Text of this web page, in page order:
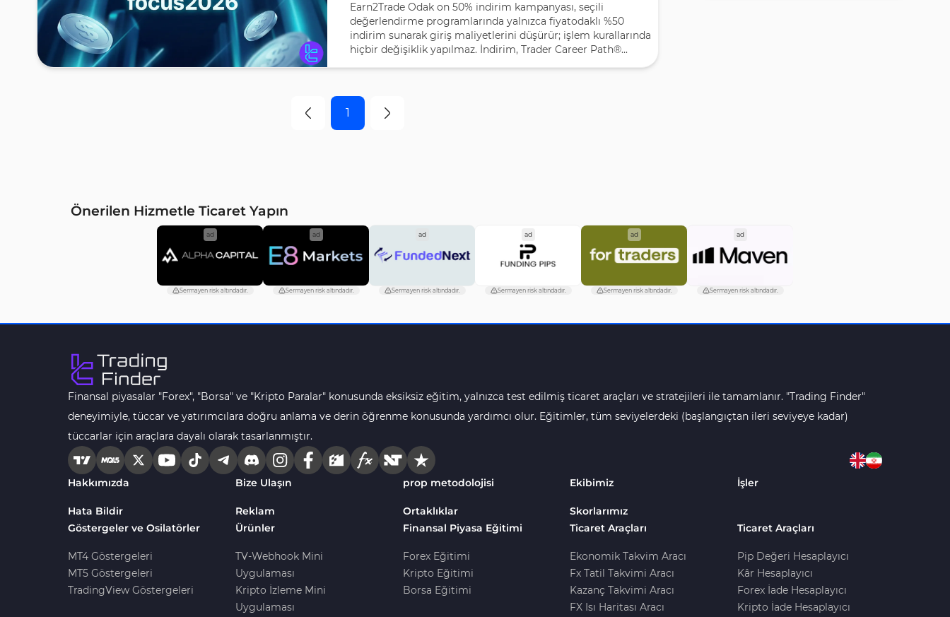
Earn2Trade Odak on 50% indirim kampanyası, seçili
değerlendirme programlarında yalnızca fiyatodaklı %50
indirim sunarak giriş maliyetlerini düşürür; işlem kurallarında
hiçbir değişiklik yapılmaz. İndirim, Trader Career Path®...
1
Önerilen Hizmetle Ticaret Yapın
ad
Sermayen risk altındadır.
ad
Sermayen risk altındadır.
ad
Sermayen risk altındadır.
ad
Sermayen risk altındadır.
ad
Sermayen risk altındadır.
ad
Sermayen risk altındadır.
Finansal piyasalar "Forex", "Borsa" ve "Kripto Paralar" konusunda eksiksiz eğitim, yalnızca test edilmiş ticaret araçları ve stratejileri ile tamamlanır. "Trading Finder"
deneyimiyle, tüccar ve yatırımcılara doğru anlama ve derin öğrenme konusunda yardımcı olur. Eğitimler, tüm seviyelerdeki (başlangıçtan ileri seviyeye kadar)
tüccarlar için araçlara dayalı olarak tasarlanmıştır.
Hakkımızda Bize Ulaşın prop metodolojisi Ekibimiz İşler
Hata Bildir Reklam Ortaklıklar
Skorlarımız
Göstergeler ve Osilatörler
MT4 Göstergeleri
MT5 Göstergeleri
TradingView Göstergeleri
Ürünler
TV-Webhook Mini
Uygulaması
Kripto İzleme Mini
Uygulaması
Finansal Piyasa Eğitimi
Forex Eğitimi
Kripto Eğitimi
Borsa Eğitimi
Ticaret Araçları
Ekonomik Takvim Aracı
Fx Tatil Takvimi Aracı
Kazanç Takvimi Aracı
FX Isı Haritası Aracı
Ticaret Araçları
Pip Değeri Hesaplayıcı
Kâr Hesaplayıcı
Forex İade Hesaplayıcı
Kripto İade Hesaplayıcı